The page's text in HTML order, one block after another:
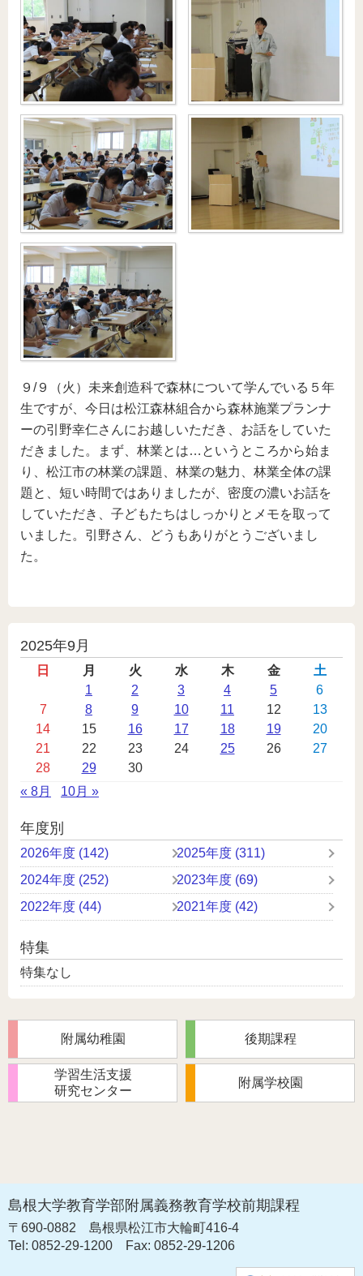
９/９（火）未来創造科で森林について学んでいる５年
生ですが、今日は松江森林組合から森林施業プランナ
ーの引野幸仁さんにお越しいただき、お話をしていた
だきました。まず、林業とは…というところから始ま
り、松江市の林業の課題、林業の魅力、林業全体の課
題と、短い時間ではありましたが、密度の濃いお話を
していただき、子どもたちはしっかりとメモを取って
いました。引野さん、どうもありがとうございまし
た。
投
2025年9月
日 月 火 水 木 金
土
1
2 3 4 5
6
7
8 9 10 11 12
13
14
15 16 17 18 19
20
21
22 23 24 25 26
27
28
29
30
« 8月
10月 »
年度別
2026年度 (142)
2025年度 (311)
2024年度 (252)
2023年度 (69)
2022年度 (44)
2021年度 (42)
特集
特集なし
附属幼稚園 後期課程
学習生活支援
研究センター
附属学校園
島根大学教育学部附属義務教育学校前期課程
〒690-0882
島根県松江市大輪町416-4
Tel: 0852-29-1200
Fax: 0852-29-1206